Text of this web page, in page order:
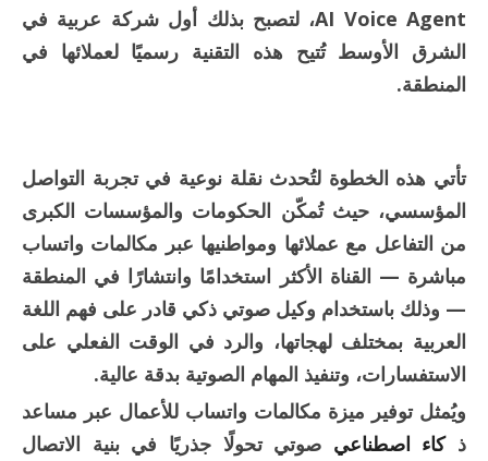
AI Voice Agent، لتصبح بذلك أول شركة عربية في
الشرق الأوسط تُتيح هذه التقنية رسميًا لعملائها في
المنطقة.
تأتي هذه الخطوة لتُحدث نقلة نوعية في تجربة التواصل
المؤسسي، حيث تُمكّن الحكومات والمؤسسات الكبرى
من التفاعل مع عملائها ومواطنيها عبر مكالمات واتساب
مباشرة — القناة الأكثر استخدامًا وانتشارًا في المنطقة
— وذلك باستخدام وكيل صوتي ذكي قادر على فهم اللغة
العربية بمختلف لهجاتها، والرد في الوقت الفعلي على
الاستفسارات، وتنفيذ المهام الصوتية بدقة عالية.
ويُمثل توفير ميزة مكالمات واتساب للأعمال عبر مساعد
ذكاء اصطناعيصوتي تحولًا جذريًا في بنية الاتصال